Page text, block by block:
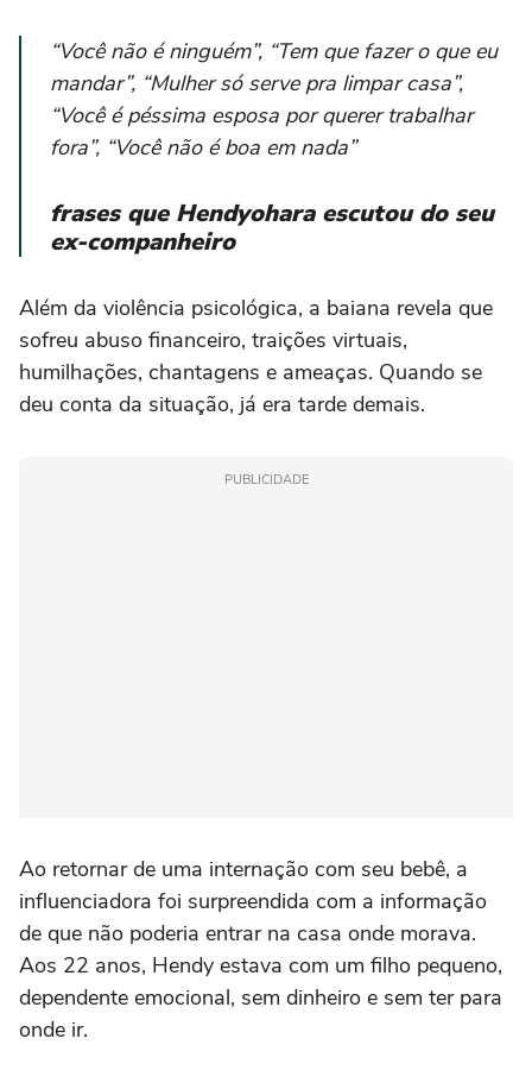
“Você não é ninguém”, “Tem que fazer o que eu
mandar”, “Mulher só serve pra limpar casa”,
“Você é péssima esposa por querer trabalhar
fora”, “Você não é boa em nada”
frases que Hendyohara escutou do seu
ex-companheiro
Além da violência psicológica, a baiana revela que
sofreu abuso financeiro, traições virtuais,
humilhações, chantagens e ameaças. Quando se
deu conta da situação, já era tarde demais.
PUBLICIDADE
Ao retornar de uma internação com seu bebê, a
influenciadora foi surpreendida com a informação
de que não poderia entrar na casa onde morava.
Aos 22 anos, Hendy estava com um filho pequeno,
dependente emocional, sem dinheiro e sem ter para
onde ir.